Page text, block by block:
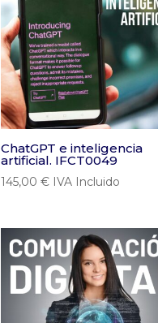
ChatGPT e inteligencia
artificial. IFCT0049
145,00 € IVA Incluido